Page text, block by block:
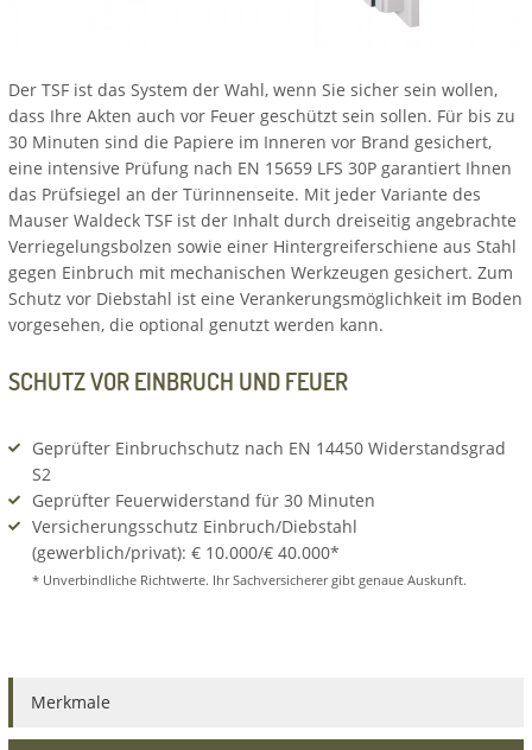
Der TSF ist das System der Wahl, wenn Sie sicher sein wollen,
dass Ihre Akten auch vor Feuer geschützt sein sollen. Für bis zu
30 Minuten sind die Papiere im Inneren vor Brand gesichert,
eine intensive Prüfung nach EN 15659 LFS 30P garantiert Ihnen
das Prüfsiegel an der Türinnenseite. Mit jeder Variante des
Mauser Waldeck TSF ist der Inhalt durch dreiseitig angebrachte
Verriegelungsbolzen sowie einer Hintergreiferschiene aus Stahl
gegen Einbruch mit mechanischen Werkzeugen gesichert. Zum
Schutz vor Diebstahl ist eine Verankerungsmöglichkeit im Boden
vorgesehen, die optional genutzt werden kann.
SCHUTZ VOR EINBRUCH UND FEUER
Geprüfter Einbruchschutz nach EN 14450 Widerstandsgrad
S2
Geprüfter Feuerwiderstand für 30 Minuten
Versicherungsschutz Einbruch/Diebstahl
(gewerblich/privat): € 10.000/€ 40.000*
* Unverbindliche Richtwerte. Ihr Sachversicherer gibt genaue Auskunft.
Merkmale